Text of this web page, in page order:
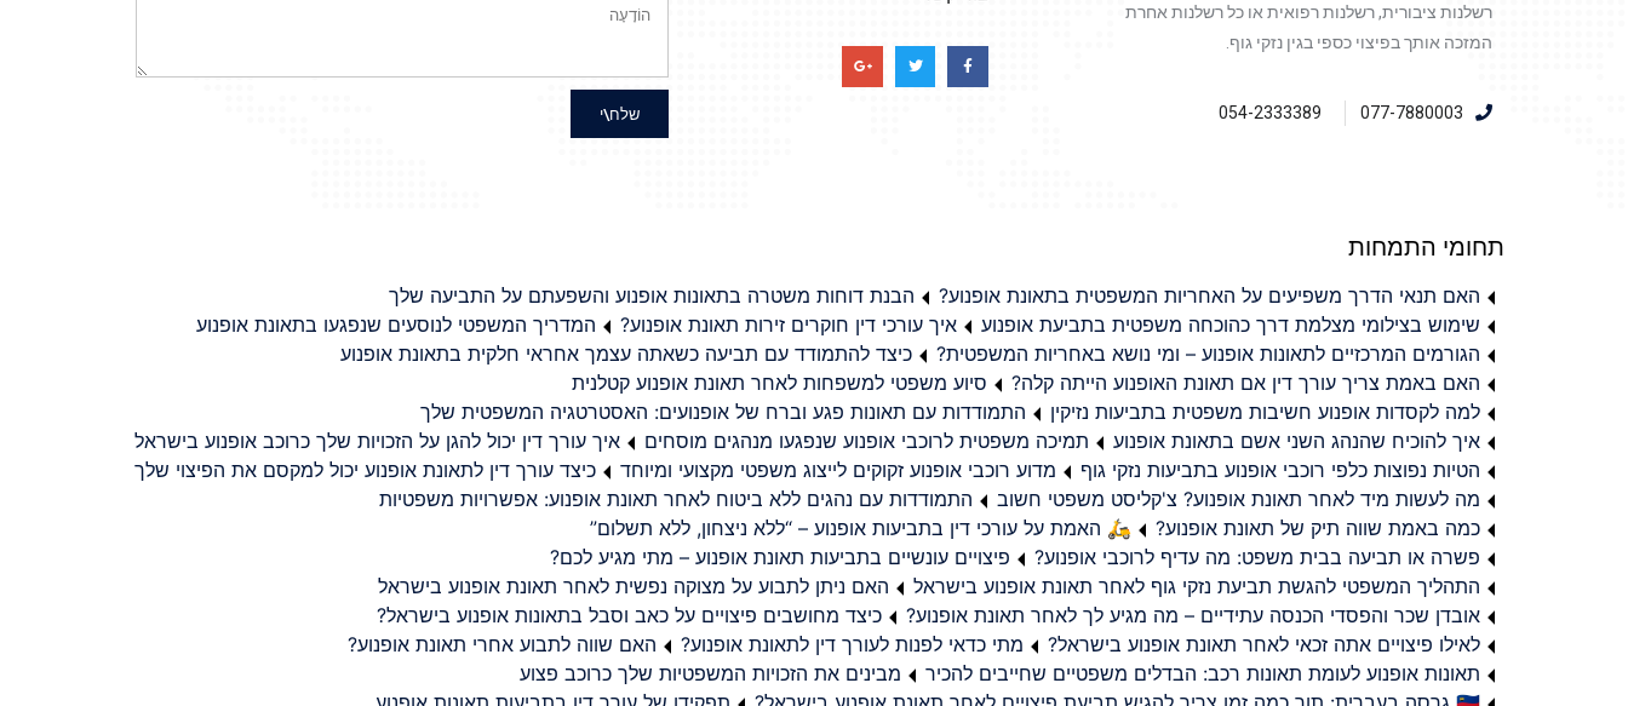
רשלנות ציבורית, רשלנות רפואית או כל רשלנות אחרת
המזכה אותך בפיצוי כספי בגין נזקי גוף.
077-7880003
054-2333389 שלח\י
תחומי התמחות
האם תנאי הדרך משפיעים על האחריות המשפטית בתאונת אופנוע?
הבנת דוחות משטרה בתאונות אופנוע והשפעתם על התביעה שלך
שימוש בצילומי מצלמת דרך כהוכחה משפטית בתביעת אופנוע
איך עורכי דין חוקרים זירות תאונת אופנוע?
המדריך המשפטי לנוסעים שנפגעו בתאונת אופנוע
הגורמים המרכזיים לתאונות אופנוע – ומי נושא באחריות המשפטית?
כיצד להתמודד עם תביעה כשאתה עצמך אחראי חלקית בתאונת אופנוע
האם באמת צריך עורך דין אם תאונת האופנוע הייתה קלה?
סיוע משפטי למשפחות לאחר תאונת אופנוע קטלנית
למה לקסדות אופנוע חשיבות משפטית בתביעות נזיקין
התמודדות עם תאונות פגע וברח של אופנועים: האסטרטגיה המשפטית שלך
איך להוכיח שהנהג השני אשם בתאונת אופנוע
תמיכה משפטית לרוכבי אופנוע שנפגעו מנהגים מוסחים
איך עורך דין יכול להגן על הזכויות שלך כרוכב אופנוע בישראל
הטיות נפוצות כלפי רוכבי אופנוע בתביעות נזקי גוף
מדוע רוכבי אופנוע זקוקים לייצוג משפטי מקצועי ומיוחד
כיצד עורך דין לתאונת אופנוע יכול למקסם את הפיצוי שלך
מה לעשות מיד לאחר תאונת אופנוע? צ'קליסט משפטי חשוב
התמודדות עם נהגים ללא ביטוח לאחר תאונת אופנוע: אפשרויות משפטיות
כמה באמת שווה תיק של תאונת אופנוע?
🛵 האמת על עורכי דין בתביעות אופנוע – “ללא ניצחון, ללא תשלום”
פשרה או תביעה בבית משפט: מה עדיף לרוכבי אופנוע?
פיצויים עונשיים בתביעות תאונת אופנוע – מתי מגיע לכם?
התהליך המשפטי להגשת תביעת נזקי גוף לאחר תאונת אופנוע בישראל
האם ניתן לתבוע על מצוקה נפשית לאחר תאונת אופנוע בישראל
אובדן שכר והפסדי הכנסה עתידיים – מה מגיע לך לאחר תאונת אופנוע?
כיצד מחושבים פיצויים על כאב וסבל בתאונות אופנוע בישראל?
לאילו פיצויים אתה זכאי לאחר תאונת אופנוע בישראל?
מתי כדאי לפנות לעורך דין לתאונת אופנוע?
האם שווה לתבוע אחרי תאונת אופנוע?
תאונות אופנוע לעומת תאונות רכב: הבדלים משפטיים שחייבים להכיר
מבינים את הזכויות המשפטיות שלך כרוכב פצוע